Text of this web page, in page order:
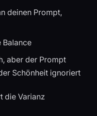
deinen Prompt,
aber der Prompt
Schönheit ignoriert
die Varianz